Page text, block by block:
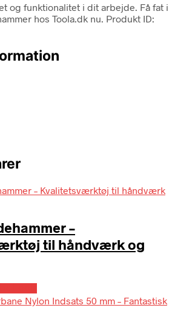
og funktionalitet i dit arbejde. Få fat i
hos Toola.dk nu. Produkt ID:
–
til håndværk og